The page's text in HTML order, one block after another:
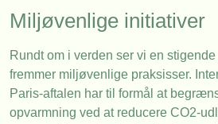
Miljøvenlige initiativer
Rundt om i verden ser vi en
fremmer miljøvenlige praksisser.
Paris-aftalen har til formål at
opvarmning ved at reducere CO2-